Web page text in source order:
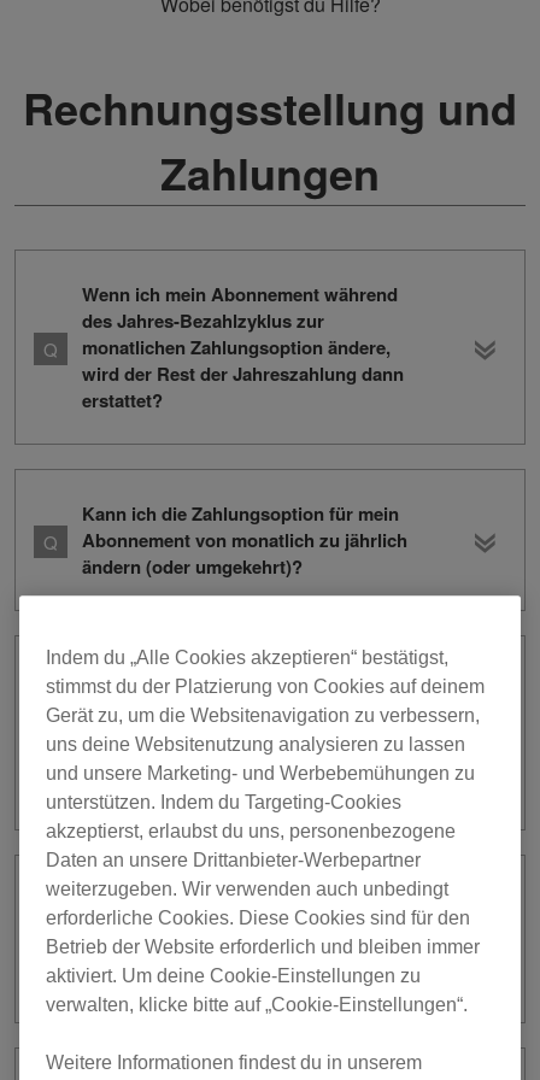
Rechnungsstellung und
Zahlungen
Wenn ich mein Abonnement während
des Jahres-Bezahlzyklus zur
monatlichen Zahlungsoption ändere,
wird der Rest der Jahreszahlung dann
erstattet?
Kann ich die Zahlungsoption für mein
Abonnement von monatlich zu jährlich
ändern (oder umgekehrt)?
Ich überlege, mir ein Hardware Unlock-
Gerät zuzulegen. Kann ich mein
rekordbox-Abonnement kündigen,
bevor es abläuft, und eine Erstattung
erhalten?
Ich habe ein Hardware Unlock-Gerät
gekauft. Kann ich mein rekordbox-
Abonnement kündigen, bevor es
abläuft, und eine Erstattung erhalten?
Indem du „Alle Cookies akzeptieren“ bestätigst,
stimmst du der Platzierung von Cookies auf deinem
Gerät zu, um die Websitenavigation zu verbessern,
uns deine Websitenutzung analysieren zu lassen
und unsere Marketing- und Werbebemühungen zu
unterstützen. Indem du Targeting-Cookies
akzeptierst, erlaubst du uns, personenbezogene
Daten an unsere Drittanbieter-Werbepartner
weiterzugeben. Wir verwenden auch unbedingt
erforderliche Cookies. Diese Cookies sind für den
Betrieb der Website erforderlich und bleiben immer
aktiviert. Um deine Cookie-Einstellungen zu
verwalten, klicke bitte auf „Cookie-Einstellungen“.
Weitere Informationen findest du in unserem